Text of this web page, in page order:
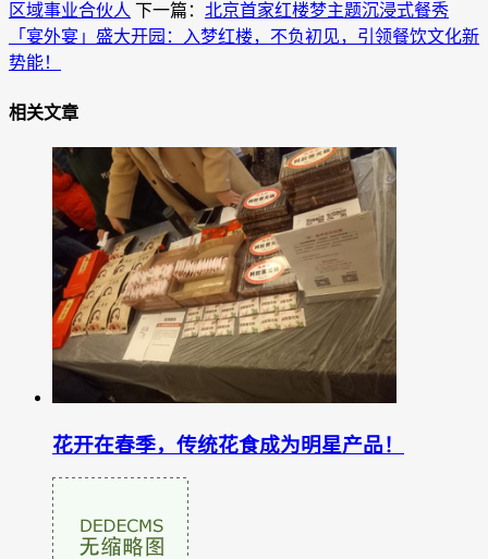
区域事业合伙人 下一篇： 北京首家红楼梦主题沉浸式餐秀
「宴外宴」盛大开园：入梦红楼，不负初见，引领餐饮文化新
势能！
相关文章
花开在春季，传统花食成为明星产品！